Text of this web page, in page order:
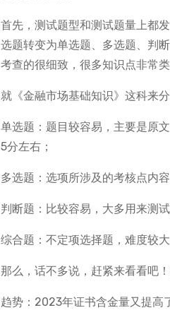
首先，测试题型和测试题量上都
选题转变为单选题、多选题、判
考查的很细致，很多知识点非常
就《金融市场基础知识》这科来分
单选题：题目较容易，主要是原
5分左右；
多选题：选项所涉及的考核点内
判断题：比较容易，大多用来测
综合题：不定项选择题，难度较
那么，话不多说，赶紧来看看吧
趋势：2023年证书含金量又提高